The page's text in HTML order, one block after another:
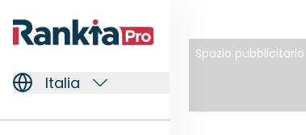
Italia
Spazio pubblicitario